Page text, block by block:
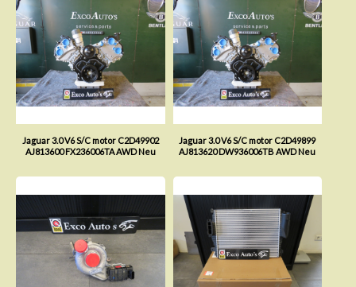
Jaguar 3.0 V6 S/C motor C2D49902
AJ813600 FX236006TA AWD Neu
Jaguar 3.0 V6 S/C motor C2D49899
AJ813620 DW936006TB AWD Neu